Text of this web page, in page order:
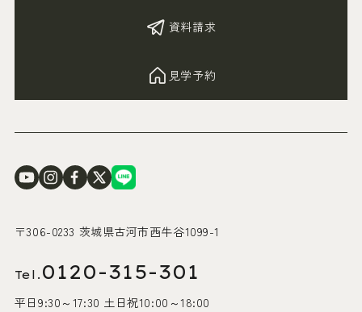
〒306-0233 茨城県古河市西牛谷1099-1
Tel. 0120-315-301
平日9:30～17:30 土日祝10:00～18:00
資料請求
見学予約